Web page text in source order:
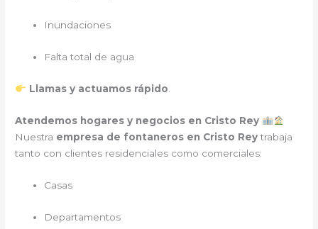
Inundaciones
Falta total de agua
Llamas y actuamos rápido
Atendemos hogares y negocios en Cristo Rey
Nuestra empresa de fontaneros en Cristo Reytrabaja
tanto con clientes residenciales como comerciales:
Casas
Departamentos